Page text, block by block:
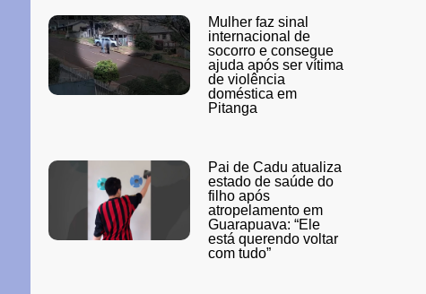
Mulher faz sinal
internacional de
socorro e consegue
ajuda após ser vítima
de violência
doméstica em
Pitanga
Pai de Cadu atualiza
estado de saúde do
filho após
atropelamento em
Guarapuava: “Ele
está querendo voltar
com tudo”